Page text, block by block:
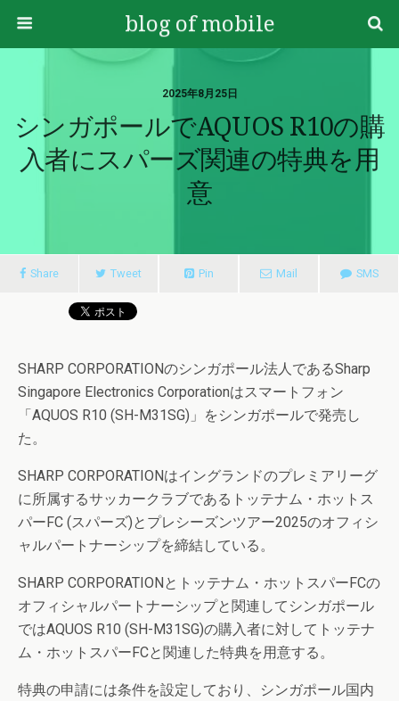
blog of mobile
2025年8月25日
シンガポールでAQUOS R10の購
入者にスパーズ関連の特典を用
意
Share Tweet Pin Mail SMS
SHARP CORPORATIONのシンガポール法人であるSharp
Singapore Electronics Corporationはスマートフォン
「AQUOS R10 (SH-M31SG)」をシンガポールで発売し
た。
SHARP CORPORATIONはイングランドのプレミアリーグ
に所属するサッカークラブであるトッテナム・ホットス
パーFC (スパーズ)とプレシーズンツアー2025のオフィシ
ャルパートナーシップを締結している。
SHARP CORPORATIONとトッテナム・ホットスパーFCの
オフィシャルパートナーシップと関連してシンガポール
ではAQUOS R10 (SH-M31SG)の購入者に対してトッテナ
ム・ホットスパーFCと関連した特典を用意する。
特典の申請には条件を設定しており、シンガポール国内